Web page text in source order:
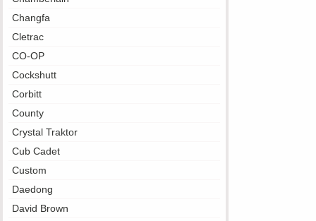
Changfa
Cletrac
CO-OP
Cockshutt
Corbitt
County
Crystal Traktor
Cub Cadet
Custom
Daedong
David Brown